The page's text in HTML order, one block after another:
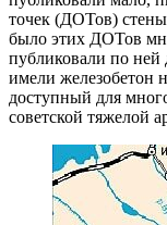
точек (ДОТов)
было этих ДОТов
публиковали по ней
имели железобетон
доступный для
советской тяжелой